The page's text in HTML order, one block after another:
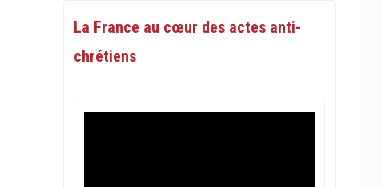
La France au cœur des actes anti-
chrétiens